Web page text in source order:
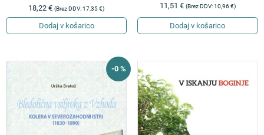
18,22€ (Brez DDV:17,35€)
Dodaj v košarico
11,51 € (Brez DDV:10,96€)
Dodaj v košarico
-0 %